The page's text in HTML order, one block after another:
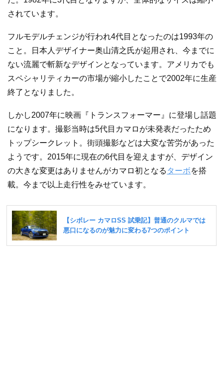
されています。
フルモデルチェンジが行われ4代目となったのは1993年の
こと。日本人デザイナー奥山清之氏が起用され、今までに
ない流麗で斬新なデザインとなっています。アメリカでも
スペシャリティカーの市場が縮小したことで2002年に生産
終了となりました。
しかし2007年に映画『トランスフォーマー』に登場し話題
になります。撮影当時は5代目カマロが未発表だったため
トップシークレット。街頭撮影などは大変な苦労があった
ようです。2015年に現在の6代目を迎えますが、デザイン
の大きな変更はありませんがカマロ初となる ターボを搭
載。今まで以上走行性をみせています。